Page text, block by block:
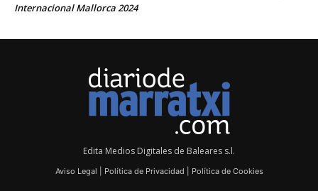
Internacional Mallorca 2024
Edita Medios Digitales de Baleares s.l.
Aviso Legal Política de Privacidad Política de Cookies